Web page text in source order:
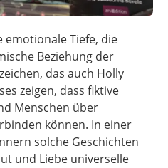
emotionale Tiefe, die
Beziehung der
das auch Holly
zeigen, dass fiktive
Menschen über
können. In einer
solche Geschichten
und Liebe universelle